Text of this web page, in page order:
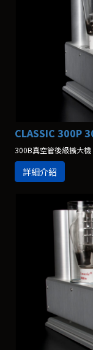
CLASSIC 300P
300B真空管後級擴大機
詳細介紹